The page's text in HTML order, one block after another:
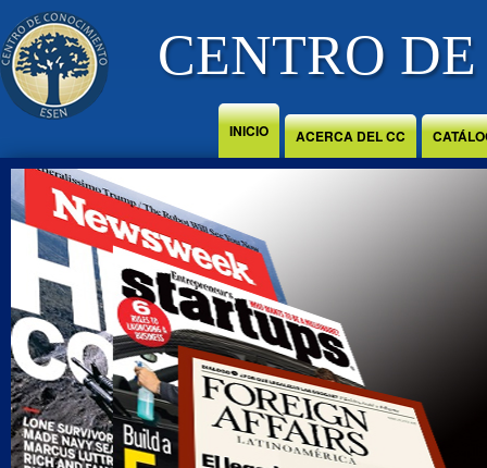
Jump to Content
CENTRO
INICIO ACERCA DEL CC